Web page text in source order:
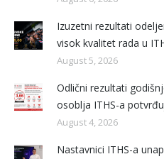
Izuzetni rezultati
visok kvalitet rada u
August 5, 2026
Odlični rezultati
osoblja ITHS-a
August 4, 2026
Nastavnici ITHS-a